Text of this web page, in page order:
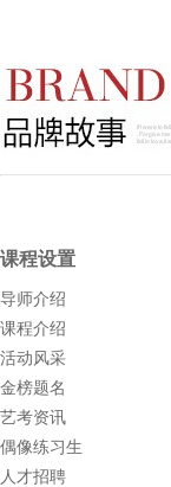
课程设置
导师介绍
课程介绍
活动风采
金榜题名
艺考资讯
偶像练习生
人才招聘